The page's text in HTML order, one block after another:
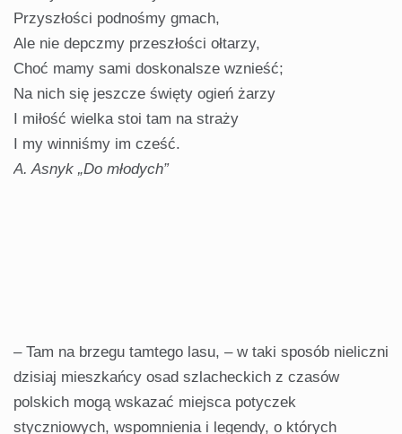
Przyszłości podnośmy gmach,
Ale nie depczmy przeszłości ołtarzy,
Choć mamy sami doskonalsze wznieść;
Na nich się jeszcze święty ogień żarzy
I miłość wielka stoi tam na straży
I my winniśmy im cześć.
A. Asnyk „Do młodych”
– Tam na brzegu tamtego lasu, – w taki sposób nieliczni
dzisiaj mieszkańcy osad szlacheckich z czasów
polskich mogą wskazać miejsca potyczek
styczniowych, wspomnienia i legendy, o których